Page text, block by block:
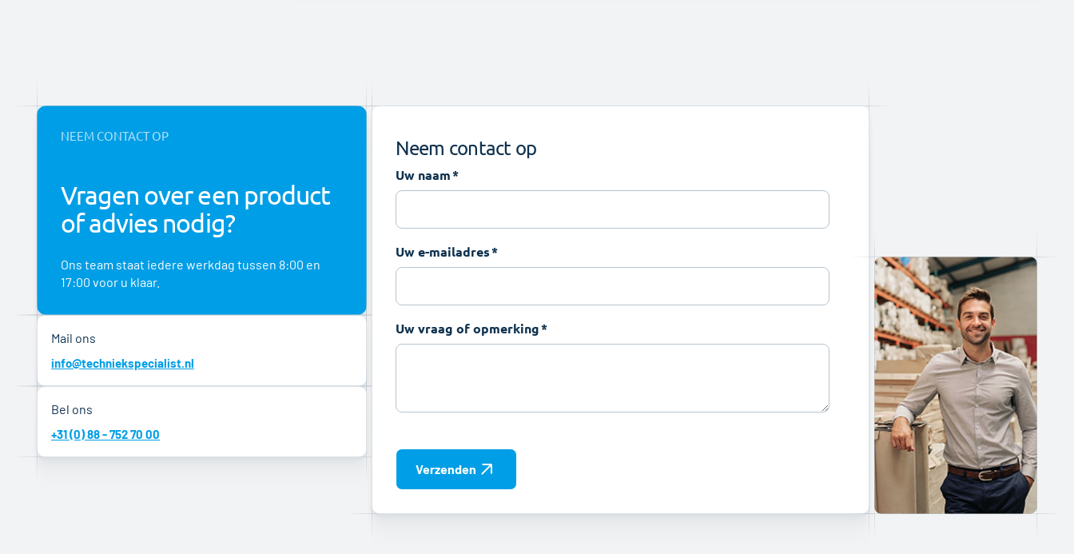
Vragen over een product
of advies nodig?
NEEM CONTACT OP
Ons team staat iedere werkdag tussen 8:00 en
17:00 voor u klaar.
Mail ons
info@techniekspecialist.nl
Bel ons
+31 (0) 88 - 752 70 00
Neem contact op
Uw naam
Uw e-mailadres
Uw vraag of opmerking
Verzenden